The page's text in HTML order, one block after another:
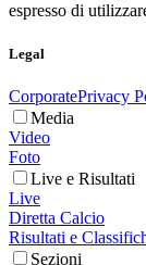
espresso di
Legal
CorporatePrivacy
Media
Video
Foto
Live e Risultati
Live
Diretta Calcio
Risultati e
Sezioni